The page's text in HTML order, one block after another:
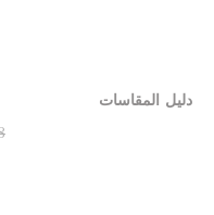
دليل المقاسات